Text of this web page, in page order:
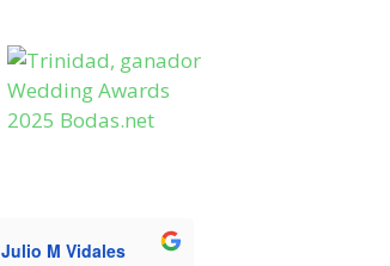
Julio M Vidales